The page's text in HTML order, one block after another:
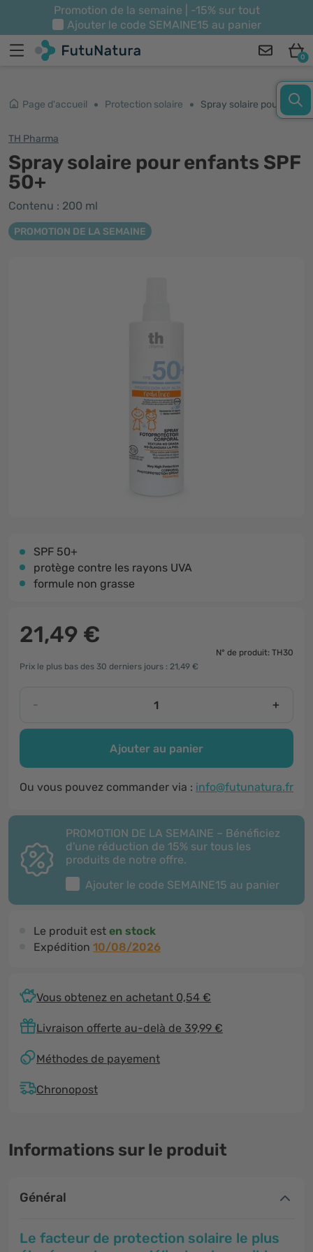
Promotion de la semaine | -15% sur tout
Ajouter le code SEMAINE15 au panier
0
Page d'accueil Protection solaire Spray solaire pour enfants SPF 50+
TH Pharma
Spray solaire pour enfants SPF
50+
Contenu : 200 ml
PROMOTION DE LA SEMAINE
SPF 50+
protège contre les rayons UVA
formule non grasse
21,49 €
N° de produit: TH30
Prix le plus bas des 30 derniers jours : 21,49 €
- +
Ajouter au panier
Ou vous pouvez commander via : info@futunatura.fr
PROMOTION DE LA SEMAINE – Bénéficiez
d'une réduction de 15% sur tous les
produits de notre offre.
Ajouter le code SEMAINE15 au panier
Le produit est en stock
Expédition 10/08/2026
Vous obtenez en achetant 0,54 €
Livraison offerte au-delà de 39,99 €
Méthodes de payement
Chronopost
Informations sur le produit
Général
Le facteur de protection solaire le plus